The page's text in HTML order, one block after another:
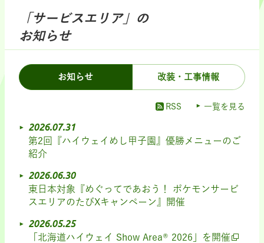
「サービスエリア」の
お知らせ
お知らせ 改装・工事情報
RSS 一覧を見る
2026.07.31
第2回『ハイウェイめし甲子園』優勝メニューのご
紹介
2026.06.30
東日本対象『めぐってであおう！ ポケモンサービ
スエリアのたびXキャンペーン』開催
2026.05.25
「北海道ハイウェイ Show Area® 2026」を開催